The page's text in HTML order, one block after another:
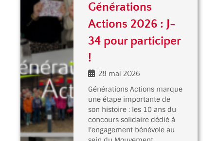
Générations
Actions 2026 : J-
34 pour participer
!
28 mai 2026
Générations Actions marque
une étape importante de
son histoire : les 10 ans du
concours solidaire dédié à
l'engagement bénévole au